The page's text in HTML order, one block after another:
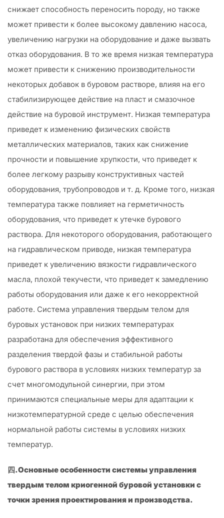
снижает способность переносить породу, но также
может привести к более высокому давлению насоса,
увеличению нагрузки на оборудование и даже вызвать
отказ оборудования. В то же время низкая температура
может привести к снижению производительности
некоторых добавок в буровом растворе, влияя на его
стабилизирующее действие на пласт и смазочное
действие на буровой инструмент. Низкая температура
приведет к изменению физических свойств
металлических материалов, таких как снижение
прочности и повышение хрупкости, что приведет к
более легкому разрыву конструктивных частей
оборудования, трубопроводов и т. д. Кроме того, низкая
температура также повлияет на герметичность
оборудования, что приведет к утечке бурового
раствора. Для некоторого оборудования, работающего
на гидравлическом приводе, низкая температура
приведет к увеличению вязкости гидравлического
масла, плохой текучести, что приведет к замедлению
работы оборудования или даже к его некорректной
работе. Система управления твердым телом для
буровых установок при низких температурах
разработана для обеспечения эффективного
разделения твердой фазы и стабильной работы
бурового раствора в условиях низких температур за
счет многомодульной синергии, при этом
принимаются специальные меры для адаптации к
низкотемпературной среде с целью обеспечения
нормальной работы системы в условиях низких
температур.
四.Основные особенности системы управления
твердым телом криогенной буровой установки с
точки зрения проектирования и производства.